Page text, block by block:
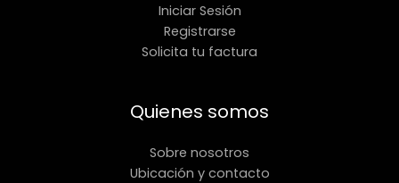
Iniciar Sesión
Registrarse
Solicita tu factura
Quienes somos
Sobre nosotros
Ubicación y contacto